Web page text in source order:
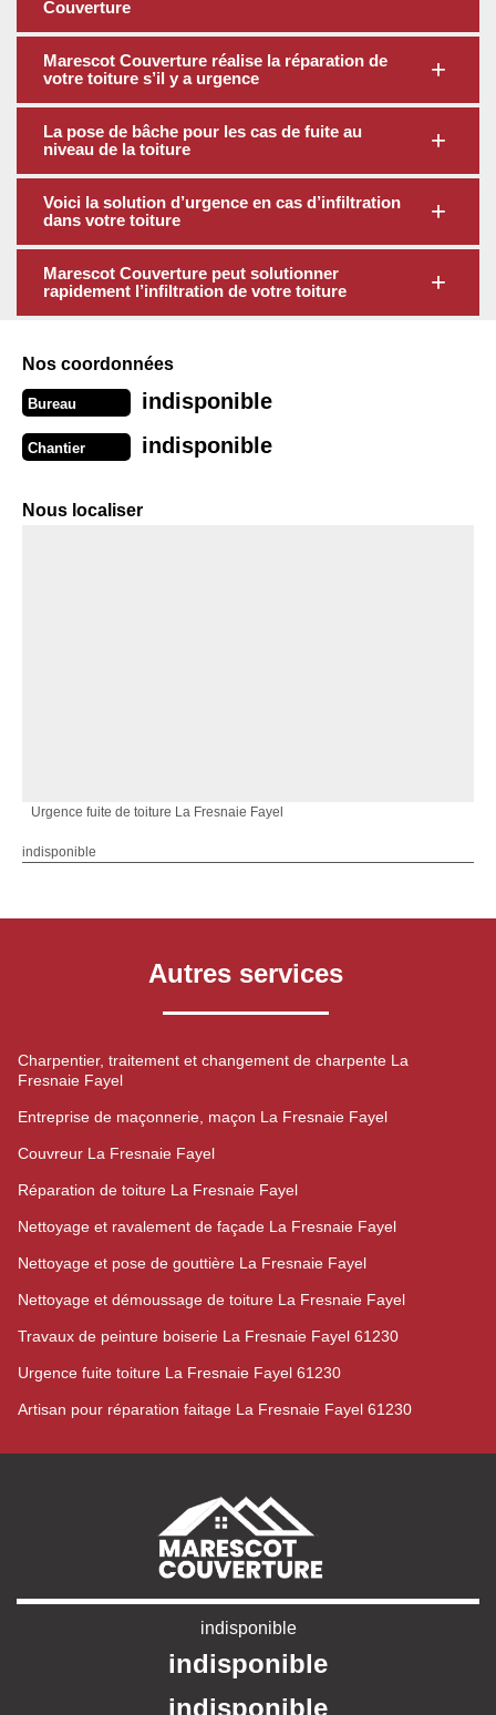
Couverture
Marescot Couverture réalise la réparation de
votre toiture s’il y a urgence
La pose de bâche pour les cas de fuite au
niveau de la toiture
Voici la solution d’urgence en cas d’infiltration
dans votre toiture
Marescot Couverture peut solutionner
rapidement l’infiltration de votre toiture
Nos coordonnées
Bureau indisponible
Chantier indisponible
Nous localiser
Urgence fuite de toiture La Fresnaie Fayel
indisponible
Autres services
Charpentier, traitement et changement de charpente La
Fresnaie Fayel
Entreprise de maçonnerie, maçon La Fresnaie Fayel
Couvreur La Fresnaie Fayel
Réparation de toiture La Fresnaie Fayel
Nettoyage et ravalement de façade La Fresnaie Fayel
Nettoyage et pose de gouttière La Fresnaie Fayel
Nettoyage et démoussage de toiture La Fresnaie Fayel
Travaux de peinture boiserie La Fresnaie Fayel 61230
Urgence fuite toiture La Fresnaie Fayel 61230
Artisan pour réparation faitage La Fresnaie Fayel 61230
indisponible
indisponible
indisponible